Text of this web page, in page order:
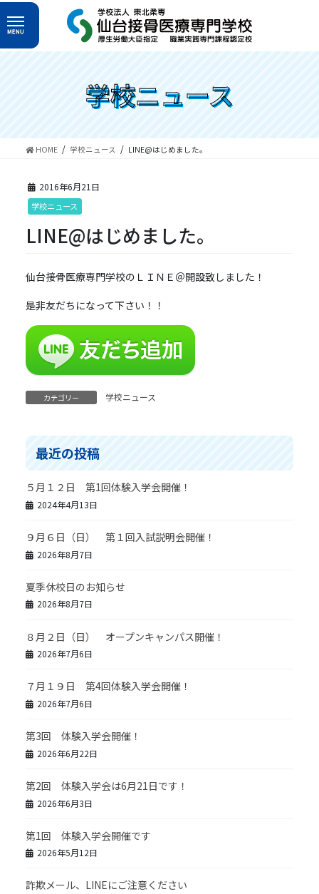
コ
ン
テ
ン
プ
ナ
ビ
ゲ
ー
動
学校ニュース
HOME 学校ニュース LINE@はじめました。
2016年6月21日
学校ニュース
LINE@はじめました。
仙台接骨医療専門学校のＬＩＮＥ＠開設致しました！
是非友だちになって下さい！！
カテゴリー 学校ニュース
最近の投稿
５月１２日 第1回体験入学会開催！
2024年4月13日
９月６日（日） 第１回入試説明会開催！
2026年8月7日
夏季休校日のお知らせ
2026年8月7日
８月２日（日） オープンキャンパス開催！
2026年7月6日
７月１９日 第4回体験入学会開催！
2026年7月6日
第3回 体験入学会開催！
2026年6月22日
第2回 体験入学会は6月21日です！
2026年6月3日
第1回 体験入学会開催です
2026年5月12日
詐欺メール、LINEにご注意ください